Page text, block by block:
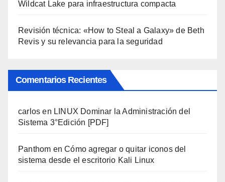
Wildcat Lake para infraestructura compacta
Revisión técnica: «How to Steal a Galaxy» de Beth
Revis y su relevancia para la seguridad
Comentarios Recientes
carlos en LINUX Dominar la Administración del
Sistema 3°Edición [PDF]
Panthom enCómo agregar o quitar iconos del
sistema desde el escritorio Kali Linux